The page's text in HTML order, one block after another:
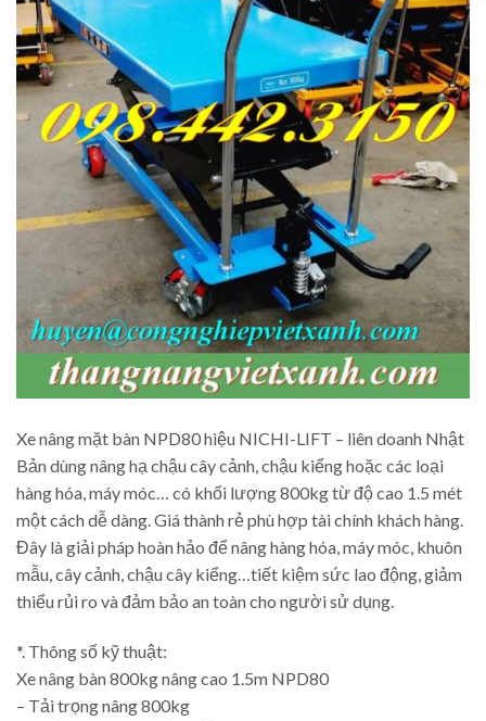
Xe nâng mặt bàn NPD80 hiệu NICHI-LIFT – liên doanh Nhật
Bản dùng nâng hạ chậu cây cảnh, chậu kiểng hoặc các loại
hàng hóa, máy móc… có khối lượng 800kg từ độ cao 1.5 mét
một cách dễ dàng. Giá thành rẻ phù hợp tài chính khách hàng.
Đây là giải pháp hoàn hảo để nâng hàng hóa, máy móc, khuôn
mẫu, cây cảnh, chậu cây kiểng…tiết kiệm sức lao động, giảm
thiểu rủi ro và đảm bảo an toàn cho người sử dụng.
*. Thông số kỹ thuật:
Xe nâng bàn 800kg nâng cao 1.5m NPD80
– Tải trọng nâng 800kg